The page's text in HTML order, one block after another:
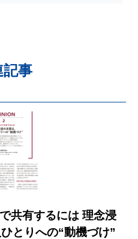
記事
共有するには 理念浸
とりへの“動機づけ”